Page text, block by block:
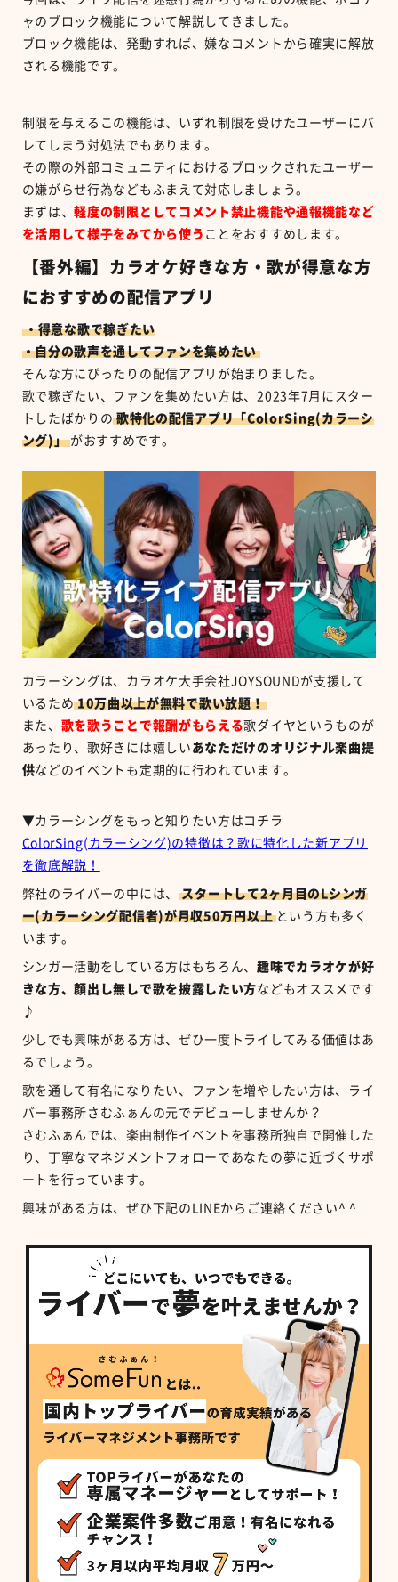
ャのブロック機能について解説してきました。
ブロック機能は、発動すれば、嫌なコメントから確実に解放
される機能です。
制限を与えるこの機能は、いずれ制限を受けたユーザーにバ
レてしまう対処法でもあります。
その際の外部コミュニティにおけるブロックされたユーザー
の嫌がらせ行為などもふまえて対応しましょう。
まずは、軽度の制限としてコメント禁止機能や通報機能など
を活用して様子をみてから使う ことをおすすめします。
【番外編】カラオケ好きな方・歌が得意な方
におすすめの配信アプリ
・得意な歌で稼ぎたい
・自分の歌声を通してファンを集めたい
そんな方にぴったりの配信アプリが始まりました。
歌で稼ぎたい、ファンを集めたい方は、2023年7月にスター
トしたばかりの 歌特化の配信アプリ「ColorSing(カラーシ
ング)」 がおすすめです。
カラーシングは、カラオケ大手会社JOYSOUNDが支援して
いるため 10万曲以上が無料で歌い放題！
また、 歌を歌うことで報酬がもらえる歌ダイヤというものが
あったり、歌好きには嬉しい あなただけのオリジナル楽曲提
供などのイベントも定期的に行われています。
▼カラーシングをもっと知りたい方はコチラ
ColorSing(カラーシング)の特徴は？歌に特化した新アプリ
を徹底解説！
弊社のライバーの中には、
スタートして2ヶ月目のLシンガ
ー(カラーシング配信者)が月収50万円以上 という方も多く
います。
シンガー活動をしている方はもちろん、趣味でカラオケが好
きな方、顔出し無しで歌を披露したい方などもオススメです
♪
少しでも興味がある方は、ぜひ一度トライしてみる価値はあ
るでしょう。
歌を通して有名になりたい、ファンを増やしたい方は、ライ
バー事務所さむふぁんの元でデビューしませんか？
さむふぁんでは、楽曲制作イベントを事務所独自で開催した
り、丁寧なマネジメントフォローであなたの夢に近づくサポ
ートを行っています。
興味がある方は、ぜひ下記のLINEからご連絡ください^ ^